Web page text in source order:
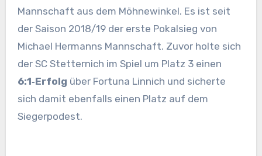
Mannschaft aus dem Möhnewinkel. Es ist seit
der Saison 2018/19 der erste Pokalsieg von
Michael Hermanns Mannschaft. Zuvor holte sich
der SC Stetternich im Spiel um Platz 3 einen
6:1‑Erfolg über Fortuna Linnich und sicherte
sich damit ebenfalls einen Platz auf dem
Siegerpodest.